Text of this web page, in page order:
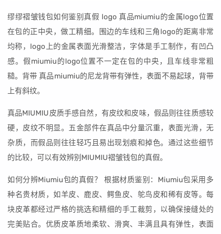
缪缪褶皱钱包如何鉴别真假 logo 真品miumiu的金属logo位置
在包的正中央，做工精细。围边的车线和三角logo的距离非常
均称，logo上的金属表面光滑整洁，字体是手工制作，有凹凸
感。假miumiu的logo位置不一定在包的中央，且车线非常粗
糙。背带 真品miumiu的尼龙背带有弹性，表面不易起球，背带
上有斜纹。
真品MIUMIU皮质手感自然，有皮纹和皮味，假品则往往质感较
硬，皮纹不明显。五金部件在真品中分量沉重，表面光滑，无
杂质，而假品则往往轻巧且易出现划痕和掉色。通过这些细节
的比较，可以有效辨别MIUMIU褶皱钱包的真假。
如何分辨Miumiu包的真假？ 根据材质鉴别：Miumiu包采用多
种名贵材质，如羊皮、鹿皮、鳄鱼皮、鸵鸟皮和稀有皮等。每
块皮革都经过严格的挑选和精细的手工裁剪，以确保接缝处的
完美贴合。优质皮革质地柔软、滑爽、丰满且具有弹性，表面